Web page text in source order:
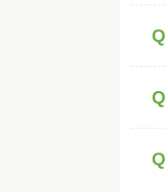
Q
Q
Q